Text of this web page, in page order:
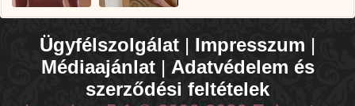
Ügyfélszolgálat | Impresszum |
Médiaajánlat| Adatvédelem és
szerződési feltételek